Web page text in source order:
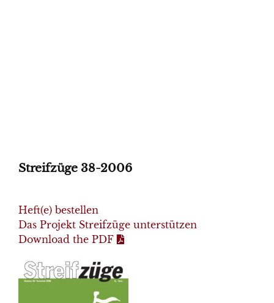
Streifzüge 38-2006
Heft(e) bestellen
Das Projekt Streifzüge unterstützen
Download the PDF